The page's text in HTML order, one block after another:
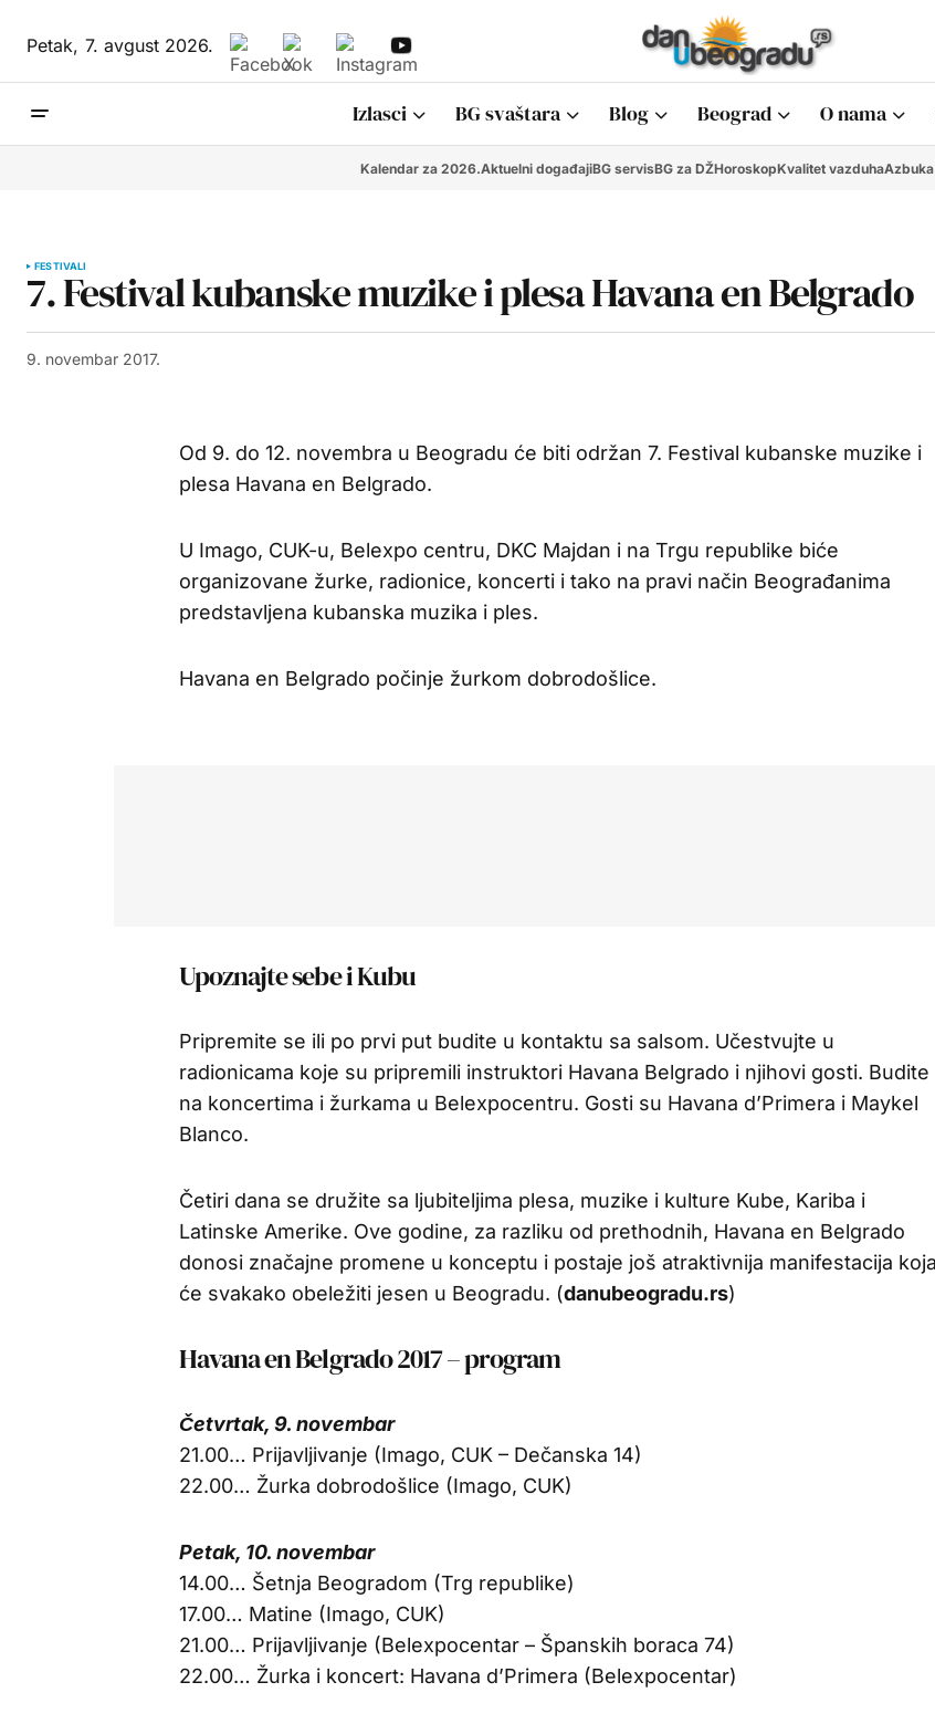
Petak,7. avgust 2026.
Izlasci BG svaštara Blog Beograd O nama
Kalendar za 2026.Aktuelni događajiBG servisBG za DŽHoroskopKvalitet vazduha
FESTIVALI
7. Festival kubanske muzike i plesa Havana en Belgrado
9. novembar 2017.
Od 9. do 12. novembra u Beogradu će biti održan 7. Festival kubanske muzike i
plesa Havana en Belgrado.
U Imago, CUK-u, Belexpo centru, DKC Majdan i na Trgu republike biće
organizovane žurke, radionice, koncerti i tako na pravi način Beograđanima
predstavljena kubanska muzika i ples.
Havana en Belgrado počinje žurkom dobrodošlice.
Upoznajte sebe i Kubu
Pripremite se ili po prvi put budite u kontaktu sa salsom. Učestvujte u
radionicama koje su pripremili instruktori Havana Belgrado i njihovi gosti. Budite
na koncertima i žurkama u Belexpocentru. Gosti su Havana d’Primera i Maykel
Blanco.
Četiri dana se družite sa ljubiteljima plesa, muzike i kulture Kube, Kariba i
Latinske Amerike. Ove godine, za razliku od prethodnih, Havana en Belgrado
donosi značajne promene u konceptu i postaje još atraktivnija manifestacija koja
će svakako obeležiti jesen u Beogradu. (danubeogradu.rs)
Havana en Belgrado 2017 – program
Četvrtak, 9. novembar
21.00… Prijavljivanje (Imago, CUK – Dečanska 14)
22.00… Žurka dobrodošlice (Imago, CUK)
Petak, 10. novembar
14.00… Šetnja Beogradom (Trg republike)
17.00… Matine (Imago, CUK)
21.00… Prijavljivanje (Belexpocentar – Španskih boraca 74)
22.00… Žurka i koncert: Havana d’Primera (Belexpocentar)